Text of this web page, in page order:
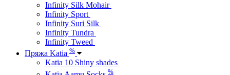
Infinity Silk Mohair
Infinity Sport
Infinity Suri Silk
Infinity Tundra
Infinity Tweed
Пряжа Katia %
Katia 10 Shiny shades
%